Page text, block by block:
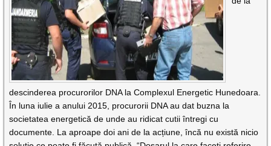
descinderea procurorilor DNA la Complexul Energetic Hunedoara.
În luna iulie a anului 2015, procurorii DNA au dat buzna la
societatea energetică de unde au ridicat cutii întregi cu
documente. La aproape doi ani de la acțiune, încă nu există nicio